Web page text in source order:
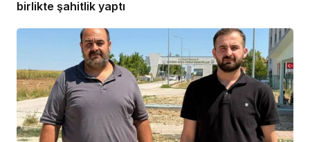
birlikte şahitlik yaptı